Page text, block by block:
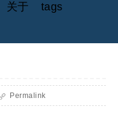
关于
tags
Permalink